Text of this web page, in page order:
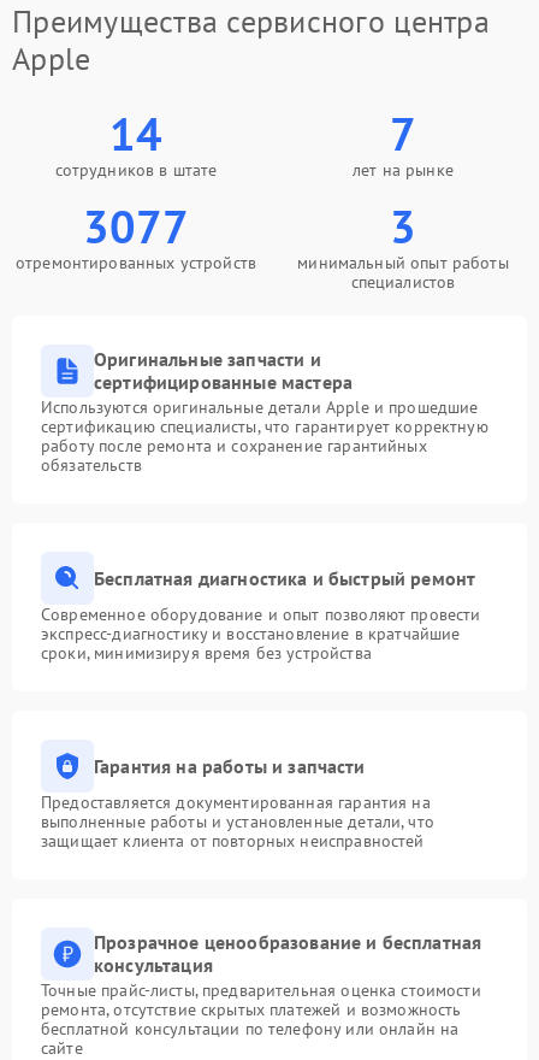
Преимущества сервисного центра
Apple
14
сотрудников в штате
7
лет на рынке
3077
отремонтированных устройств
3
минимальный опыт работы
специалистов
Оригинальные запчасти и
сертифицированные мастера
Используются оригинальные детали Apple и прошедшие
сертификацию специалисты, что гарантирует корректную
работу после ремонта и сохранение гарантийных
обязательств
Бесплатная диагностика и быстрый ремонт
Современное оборудование и опыт позволяют провести
экспресс-диагностику и восстановление в кратчайшие
сроки, минимизируя время без устройства
Гарантия на работы и запчасти
Предоставляется документированная гарантия на
выполненные работы и установленные детали, что
защищает клиента от повторных неисправностей
Прозрачное ценообразование и бесплатная
консультация
Точные прайс-листы, предварительная оценка стоимости
ремонта, отсутствие скрытых платежей и возможность
бесплатной консультации по телефону или онлайн на
сайте